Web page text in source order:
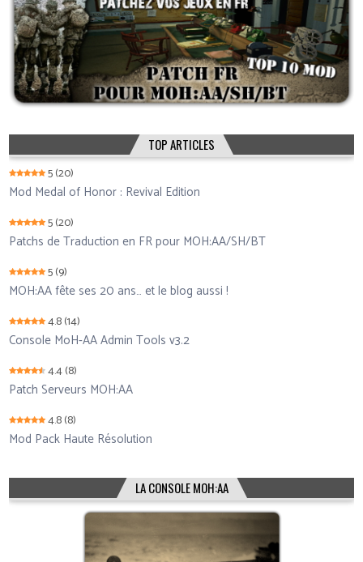
TOP ARTICLES
5(20)
Mod Medal of Honor : Revival Edition
5(20)
Patchs de Traduction en FR pour MOH:AA/SH/BT
5(9)
MOH:AA fête ses 20 ans… et le blog aussi !
4.8(14)
Console MoH-AA Admin Tools v3.2
4.4(8)
Patch Serveurs MOH:AA
4.8(8)
Mod Pack Haute Résolution
LA CONSOLE MOH:AA